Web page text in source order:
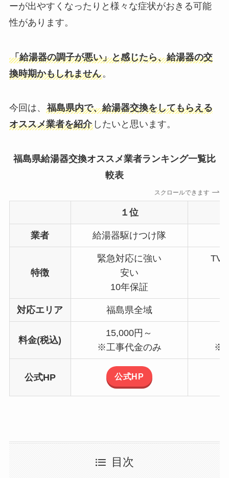
ーが出やすくなったりと様々な症状がおきる可能
性があります。
「給湯器の調子が悪い」と感じたら、給湯器の交
換時期かもしれません。
今回は、 福島県内で、給湯器交換をしてもらえる
オススメ業者を紹介したいと思います。
福島県給湯器交換オススメ業者ランキング一覧比
較表
スクロールできます
１位
業者 給湯器駆けつけ隊
特徴
緊急対応に強い
安い
10年保証
対応エリア 福島県全域
料金(税込)
15,000円～
※工事代金のみ
※
公式HP 公式HP
目次